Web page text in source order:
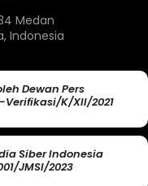
Medan
Indonesia
Dewan Pers
K/XII/2021
Siber Indonesia
JMSI/2023